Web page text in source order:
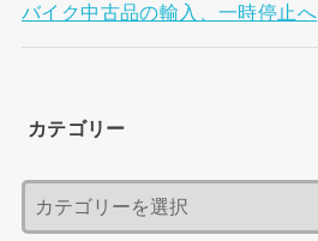
バイク中古品の輸入、一時停止へ
カテゴリー